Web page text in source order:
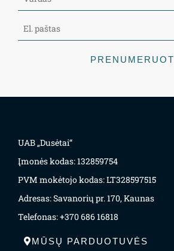
PRENUMERUOTI
UAB „Dusėtai“
Įmonės kodas: 132859754
PVM mokėtojo kodas: LT328597515
Adresas: Savanorių pr. 170, Kaunas
Telefonas: +370 686 16818
MŪSŲ PARDUOTUVĖS